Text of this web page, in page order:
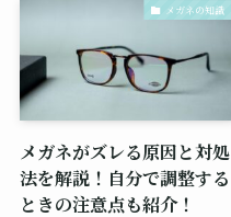
メガネの知識
メガネがズレる原因と対処
法を解説！自分で調整する
ときの注意点も紹介！